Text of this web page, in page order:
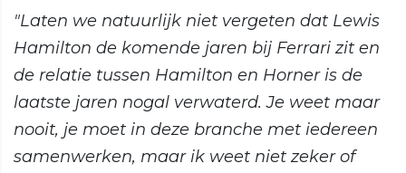
"Laten we natuurlijk niet vergeten dat Lewis
Hamilton de komende jaren bij Ferrari zit en
de relatie tussen Hamilton en Horner is de
laatste jaren nogal verwaterd. Je weet maar
nooit, je moet in deze branche met iedereen
samenwerken, maar ik weet niet zeker of